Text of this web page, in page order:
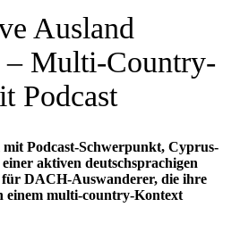
Ausland
– Multi-Country-
Podcast
Podcast-Schwerpunkt, Cyprus-
aktiven deutschsprachigen
DACH-Auswanderer, die ihre
einem multi-country-Kontext